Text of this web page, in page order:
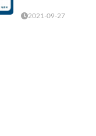
因一次看！
2021-09-27